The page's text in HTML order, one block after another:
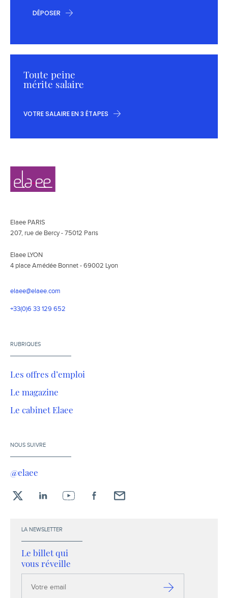
DÉPOSER
Toute peine
mérite salaire
VOTRE SALAIRE EN 3 ÉTAPES
Navigation
secondaire
Elaee
Elaee PARIS
207, rue de Bercy - 75012 Paris
Elaee LYON
4 place Amédée Bonnet - 69002 Lyon
elaee@elaee.com
+33(0)6 33 129 652
RUBRIQUES
Les offres d’emploi
Le magazine
Le cabinet Elaee
NOUS SUIVRE
@elaee
LA NEWSLETTER
Le billet qui
vous réveille
email
S’inscrire